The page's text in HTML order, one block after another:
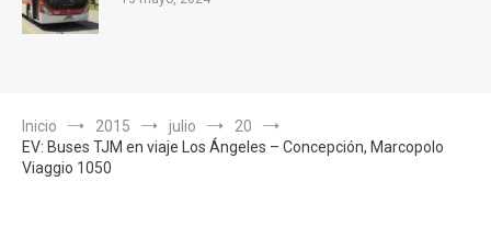
Inicio 2015 julio
20
EV: Buses TJM en viaje Los Ángeles – Concepción, Marcopolo
Viaggio 1050